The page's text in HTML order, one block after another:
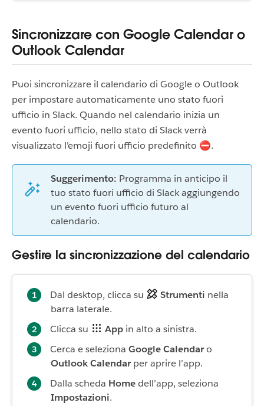
Sincronizzare con Google Calendar o
Outlook Calendar
Puoi sincronizzare il calendario di Google o Outlook
per impostare automaticamente uno stato fuori
ufficio in Slack. Quando nel calendario inizia un
evento fuori ufficio, nello stato di Slack verrà
visualizzato l’emoji fuori ufficio predefinito ⛔.
Suggerimento: Programma in anticipo il
tuo stato fuori ufficio di Slack aggiungendo
un evento fuori ufficio futuro al
calendario.
Gestire la sincronizzazione del calendario
Dal desktop, clicca su Strumenti nella
barra laterale.
Clicca su
App in alto a sinistra.
Cerca e seleziona Google Calendaro
Outlook Calendarper aprire l’app.
Dalla scheda Homedell’app, seleziona
Impostazioni.